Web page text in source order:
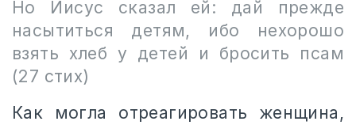
Но Иисус сказал ей: дай прежде
насытиться детям, ибо нехорошо
взять хлеб у детей и бросить псам
(27 стих)
Как могла отреагировать женщина,